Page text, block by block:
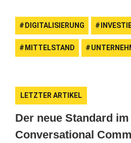
DIGITALISIERUNG
MITTELSTAND
LETZTER ARTIKEL
Der neue Standard
Conversational